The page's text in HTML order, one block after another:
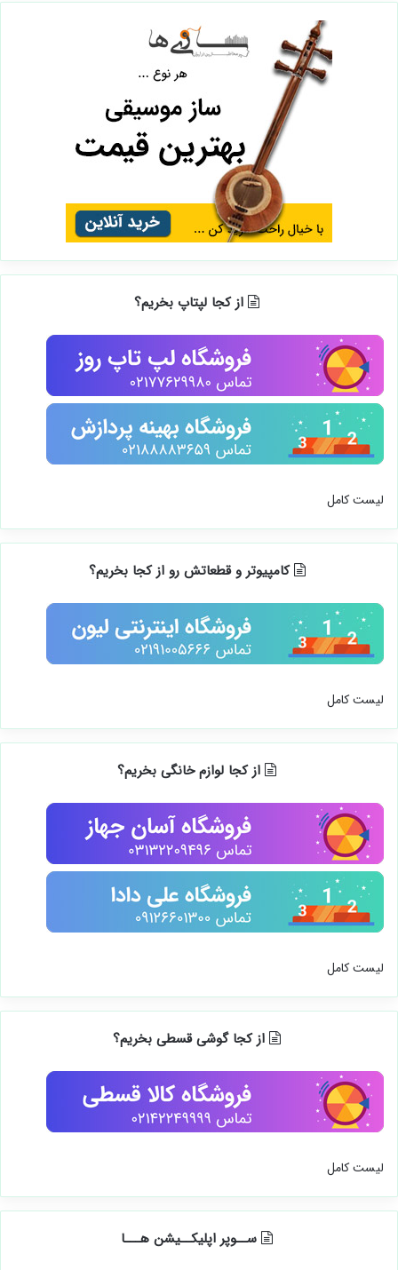
از کجا لپتاپ بخریم؟
لیست کامل
کامپیوتر و قطعاتش رو از کجا بخریم؟
لیست کامل
از کجا لوازم خانگی بخریم؟
لیست کامل
از کجا گوشی قسطی بخریم؟
لیست کامل
ســوپر اپلیکــیشن هـــا